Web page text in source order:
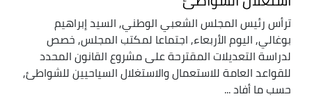
ترأس رئيس المجلس الشعبي الوطني, السيد إبراهيم
بوغالي, اليوم الأربعاء, اجتماعا لمكتب المجلس, خصص
لدراسة التعديلات المقترحة على مشروع القانون المحدد
للقواعد العامة للاستعمال والاستغلال السياحيين للشواطئ,
حسب ما أفاد ...